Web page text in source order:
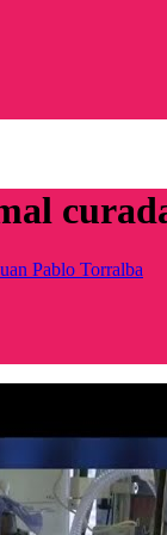
Pablo Torralba